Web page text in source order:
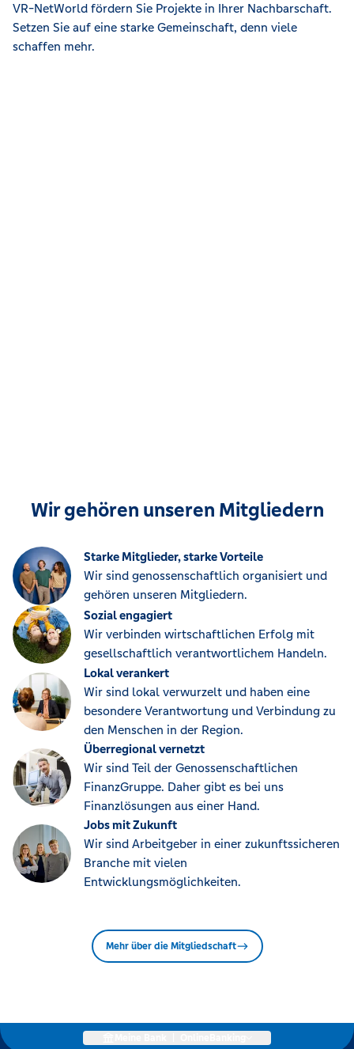
VR-NetWorld fördern Sie Projekte in Ihrer Nachbarschaft.
Setzen Sie auf eine starke Gemeinschaft, denn viele
schaffen mehr.
Wir gehören unseren Mitgliedern
Starke Mitglieder, starke Vorteile
Wir sind genossenschaftlich organisiert und
gehören unseren Mitgliedern.
Sozial engagiert
Wir verbinden wirtschaftlichen Erfolg mit
gesellschaftlich verantwortlichem Handeln.
Lokal verankert
Wir sind lokal verwurzelt und haben eine
besondere Verantwortung und Verbindung zu
den Menschen in der Region.
Überregional vernetzt
Wir sind Teil der Genossenschaftlichen
FinanzGruppe. Daher gibt es bei uns
Finanzlösungen aus einer Hand.
Jobs mit Zukunft
Wir sind Arbeitgeber in einer zukunftssicheren
Branche mit vielen
Entwicklungsmöglichkeiten.
Mehr über die Mitgliedschaft